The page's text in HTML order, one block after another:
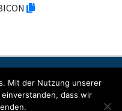
Mit der Nutzung unserer
dass wir